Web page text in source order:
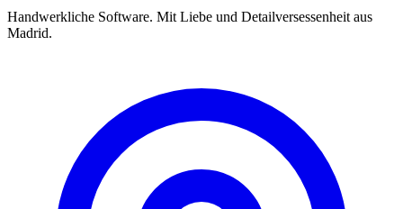
Handwerkliche Software. Mit Liebe und Detailversessenheit aus
Madrid.